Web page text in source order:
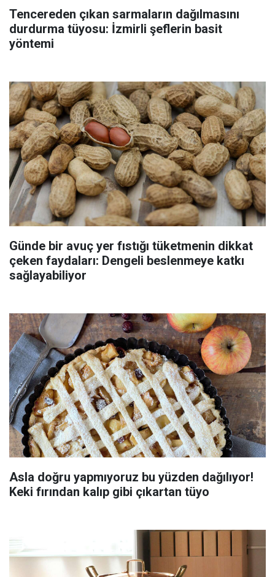
Tencereden çıkan sarmaların dağılmasını
durdurma tüyosu: İzmirli şeflerin basit
yöntemi
Günde bir avuç yer fıstığı tüketmenin dikkat
çeken faydaları: Dengeli beslenmeye katkı
sağlayabiliyor
Asla doğru yapmıyoruz bu yüzden dağılıyor!
Keki fırından kalıp gibi çıkartan tüyo